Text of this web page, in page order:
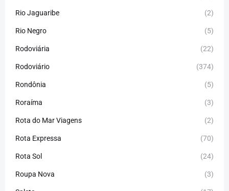
Rio Jaguaribe (2)
Rio Negro (5)
Rodoviária (22)
Rodoviário (374)
Rondônia (5)
Roraíma (3)
Rota do Mar Viagens (2)
Rota Expressa (70)
Rota Sol (24)
Roupa Nova (3)